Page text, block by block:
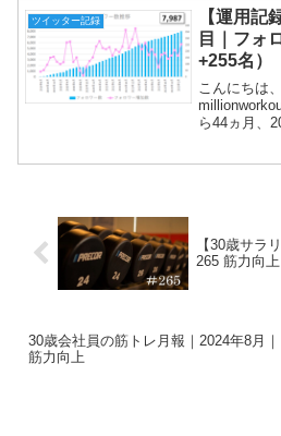
の挨拶、②
画）で...
ツイッター記録
【運用記
目｜フォ
+255名）
こんにちは
ら44ヵ月、
【30歳サラ
265 筋力向
30歳会社員の筋トレ月報｜2024年8月｜
筋力向上